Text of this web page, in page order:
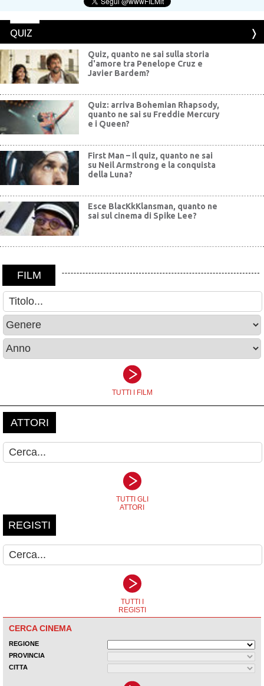
QUIZ
Quiz, quanto ne sai sulla storia
d'amore tra Penelope Cruz e
Javier Bardem?
Quiz: arriva Bohemian Rhapsody,
quanto ne sai su Freddie Mercury
e i Queen?
First Man – Il quiz, quanto ne sai
su Neil Armstrong e la conquista
della Luna?
Esce BlacKkKlansman, quanto ne
sai sul cinema di Spike Lee?